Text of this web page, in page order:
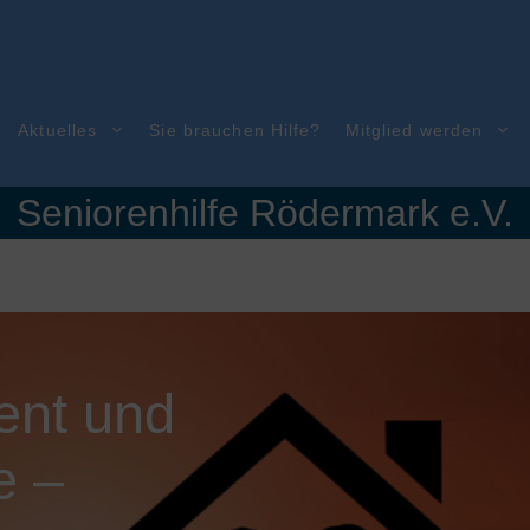
Aktuelles Sie brauchen Hilfe? Mitglied werden
Seniorenhilfe Rödermark e.V.
und
–